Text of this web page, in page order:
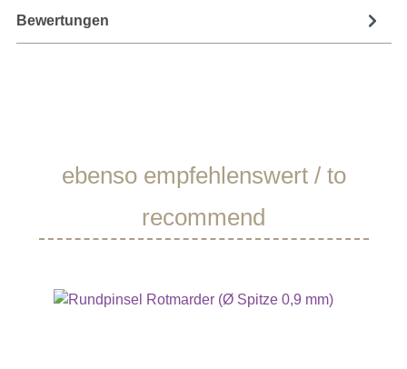
Bewertungen
Produktgalerie überspringen
ebenso empfehlenswert / to
recommend